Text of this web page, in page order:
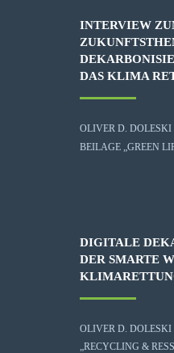
INTERVIEW
DAS KLIMA
OLIVER D. DOLESKI
BEILAGE „GREEN
DIGITALE
DER SMARTE
OLIVER D.
„RECYCLING &